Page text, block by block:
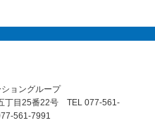
ョングループ
丁目25番22号 TEL 077-561-
561-7991